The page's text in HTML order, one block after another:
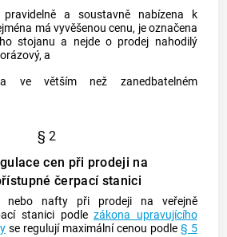
pravidelně a soustavně nabízena k
má vyvěšenou cenu, je označena
stojanu a nejde o prodej nahodilý
a
ve větším než zanedbatelném
§ 2
cen při prodeji na
čerpací stanici
nebo nafty při prodeji na veřejně
stanici podlezákona upravujícího
se regulují maximální cenou podle § 5